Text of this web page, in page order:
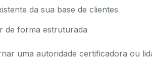
da sua base de clientes
de forma estruturada
uma autoridade certificadora ou